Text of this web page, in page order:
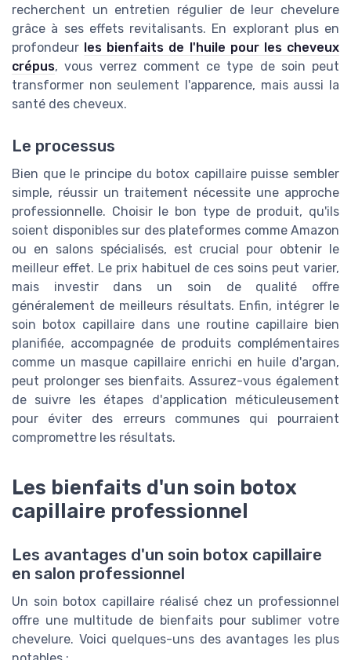
recherchent un entretien régulier de leur chevelure
grâce à ses effets revitalisants. En explorant plus en
profondeur les bienfaits de l'huile pour les cheveux
crépus, vous verrez comment ce type de soin peut
transformer non seulement l'apparence, mais aussi la
santé des cheveux.
Le processus
Bien que le principe du botox capillaire puisse sembler
simple, réussir un traitement nécessite une approche
professionnelle. Choisir le bon type de produit, qu'ils
soient disponibles sur des plateformes comme Amazon
ou en salons spécialisés, est crucial pour obtenir le
meilleur effet. Le prix habituel de ces soins peut varier,
mais investir dans un soin de qualité offre
généralement de meilleurs résultats. Enfin, intégrer le
soin botox capillaire dans une routine capillaire bien
planifiée, accompagnée de produits complémentaires
comme un masque capillaire enrichi en huile d'argan,
peut prolonger ses bienfaits. Assurez-vous également
de suivre les étapes d'application méticuleusement
pour éviter des erreurs communes qui pourraient
compromettre les résultats.
Les bienfaits d'un soin botox
capillaire professionnel
Les avantages d'un soin botox capillaire
en salon professionnel
Un soin botox capillaire réalisé chez un professionnel
offre une multitude de bienfaits pour sublimer votre
chevelure. Voici quelques-uns des avantages les plus